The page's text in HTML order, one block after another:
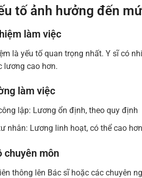
tố ảnh hưởng đến
làm việc
là yếu tố quan trọng nhất. Y sĩ có
lương cao hơn.
làm việc
lập: Lương ổn định, theo quy định
nhân: Lương linh hoạt, có thể cao hơn
chuyên môn
thông lên Bác sĩ hoặc các chuyên